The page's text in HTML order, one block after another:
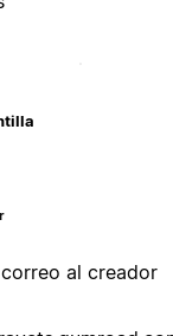
al creador